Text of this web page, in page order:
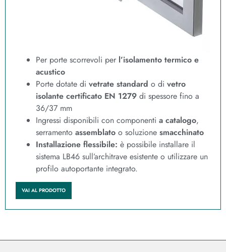
Per porte scorrevoli per l’isolamento termico e
acustico
Porte dotate di vetrate standard o di vetro
isolante certificato EN 1279 di spessore fino a
36/37 mm
Ingressi disponibili con componenti a catalogo,
serramento assemblato o soluzione smacchinato
Installazione flessibile: è possibile installare il
sistema LB46 sull’architrave esistente o utilizzare un
profilo autoportante integrato.
VAI AL PRODOTTO